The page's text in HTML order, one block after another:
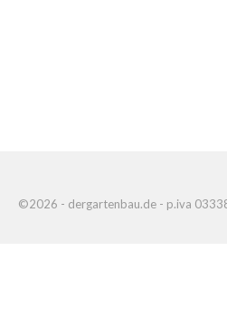
©2026 - dergartenbau.de - p.iva